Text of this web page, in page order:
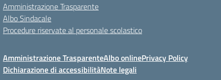
Amministrazione Trasparente
Albo Sindacale
Procedure riservate al personale scolastico
Amministrazione TrasparenteAlbo onlinePrivacy Policy
Dichiarazione di accessibilitàNote legali